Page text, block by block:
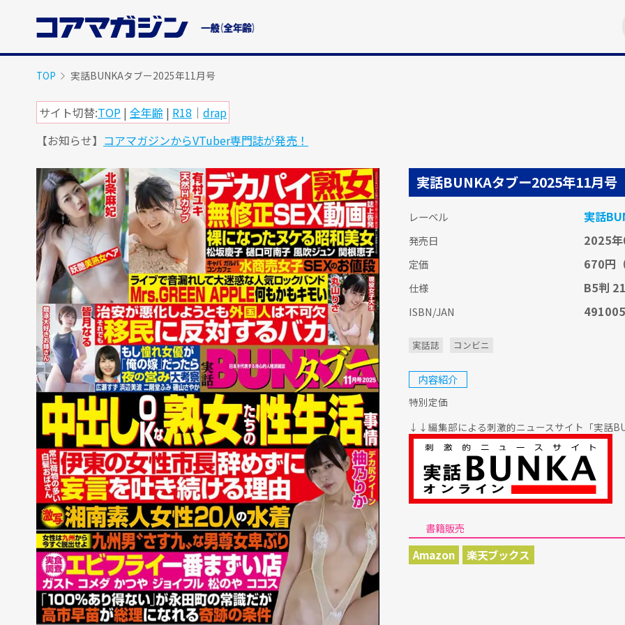
コ
TOP 実話BUNKAタブー2025年11月号
サイト切替:TOP | 全年齢 | R18 ｜ drap
【お知らせ】 コアマガジンからVTuber専門誌が発売！
実話BUNKAタブー2025年11月号
レーベル 実話
発売日 2025
定価 670円
仕様 B5判
ISBN/JAN
実話誌 コンビニ
内容紹介
特別定価
↓↓編集部による刺激的ニュースサイト「実話
書籍販売
Amazon 楽天ブックス